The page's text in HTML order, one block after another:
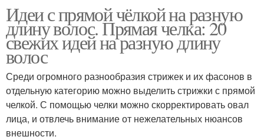
Идеи с прямой чёлкой на разную
длину волос. Прямая челка: 20
свежих идей на разную длину
волос
Среди огромного разнообразия стрижек и их фасонов в
отдельную категорию можно выделить стрижки с прямой
челкой. С помощью челки можно скорректировать овал
лица, и отвлечь внимание от нежелательных нюансов
внешности.